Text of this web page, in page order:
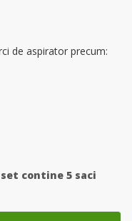
de aspirator precum:
set contine 5 saci